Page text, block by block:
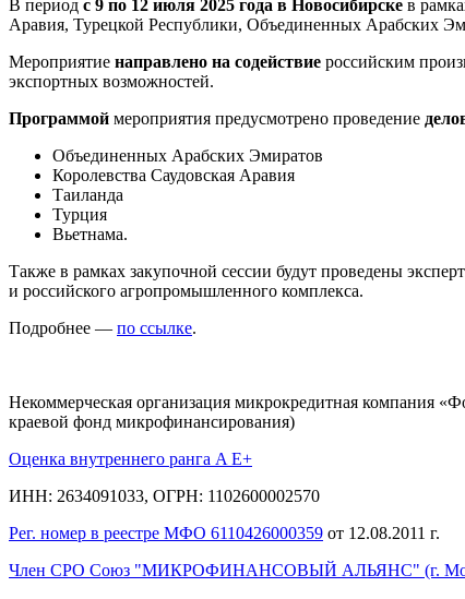
В период с 9 по 12 июля 2025 года в Новосибирске в
Аравия, Турецкой Республики, Объединенных Арабских
Мероприятие направлено на содействие российским
экспортных возможностей.
Программой мероприятия предусмотрено проведение
Объединенных Арабских Эмиратов
Королевства Саудовская Аравия
Таиланда
Турция
Вьетнама.
Также в рамках закупочной сессии будут проведены
и российского агропромышленного комплекса.
Подробнее — по ссылке.
Некоммерческая организация микрокредитная компания
краевой фонд микрофинансирования)
Оценка внутреннего ранга A E+
ИНН: 2634091033, ОГРН: 1102600002570
Рег. номер в реестре МФО 6110426000359 от 12.08.2011 г.
Член СРО Союз "МИКРОФИНАНСОВЫЙ АЛЬЯНС" (г.